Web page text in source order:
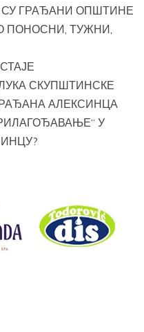
СУ ГРАЂАНИ ОПШТИНЕ
ПОНОСНИ, ТУЖНИ,
СКУПШТИНСКЕ
АЛЕКСИНЦА
У